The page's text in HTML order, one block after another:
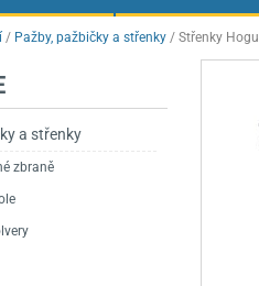
Vzduchovky na
pistole a revolvery
pistole a revolvery
zbraně
Puškohledy
/ Pažby, pažbičky a střenky / Střenky
a střenky
zbraně